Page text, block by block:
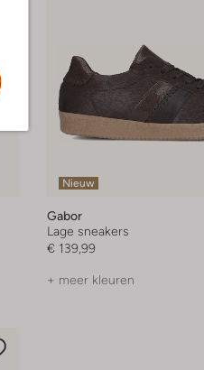
Nieuw
Gabor
Lage sneakers
€ 139,99
+ meer kleuren